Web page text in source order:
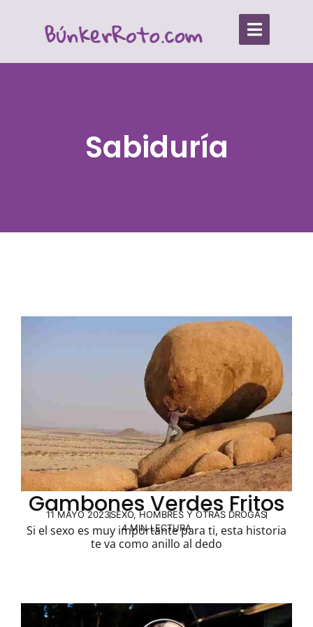
Sabiduría
Gambones Verdes Fritos
11 MAYO 2023SEXO, HOMBRES Y OTRAS DROGAS
4 MIN LECTURA
Si el sexo es muy importante para ti, esta historia
te va como anillo al dedo